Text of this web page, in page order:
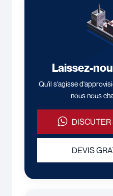
Laissez-
Qu'il s'agisse
nous nous
DEVIS